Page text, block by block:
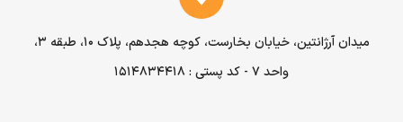
میدان آرژانتین، خیابان بخارست، کوچه هجدهم، پلاک ۱۰، طبقه ۳،
واحد ۷ - کد پستی : 1514834418